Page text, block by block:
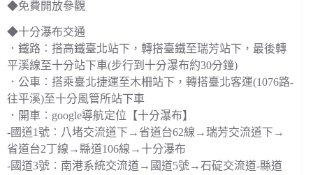
◆免費開放參觀
◆十分瀑布交通
．鐵路︰搭高鐵臺北站下，轉搭臺鐵至瑞芳站下，最後轉
平溪線至十分站下車(步行到十分瀑布約30分鐘)
．公車︰搭乘臺北捷運至木柵站下，轉搭臺北客運(1076路-
往平溪)至十分風管所站下車
．開車︰google導航定位【十分瀑布】
-國道1號︰八堵交流道下→省道台62線→瑞芳交流道下→
省道台2丁線→縣道106線→十分瀑布
-國道3號︰南港系統交流道→國道5號→石碇交流道-縣道